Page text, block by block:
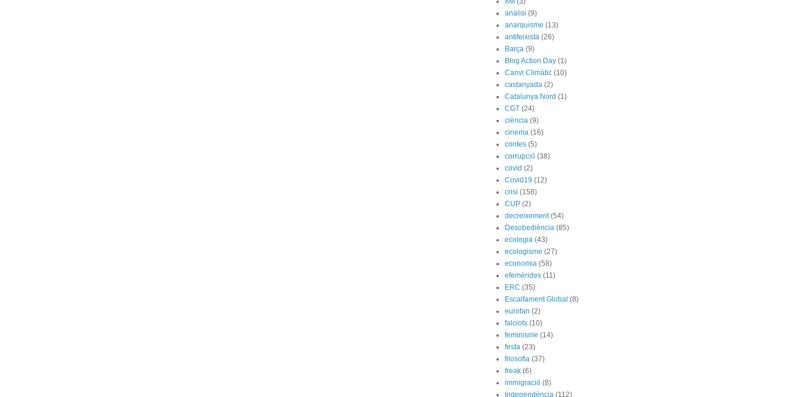
anàlisi (9)
anarquisme (13)
antifeixista (26)
Barça (9)
Blog Action Day (1)
Canvi Climàtic (10)
castanyada (2)
Catalunya Nord (1)
CGT (24)
ciència (9)
cinema (16)
contes (5)
corrupció (38)
covid (2)
Covid19 (12)
crisi (158)
CUP (2)
decreixement (54)
Desobediència (85)
ecologia (43)
ecologisme (27)
economia (58)
efemèrides (11)
ERC (35)
Escalfament Global (8)
eurofan (2)
falciots (10)
feminisme (14)
festa (23)
filosofia (37)
freak (6)
immigració (8)
Independència (112)